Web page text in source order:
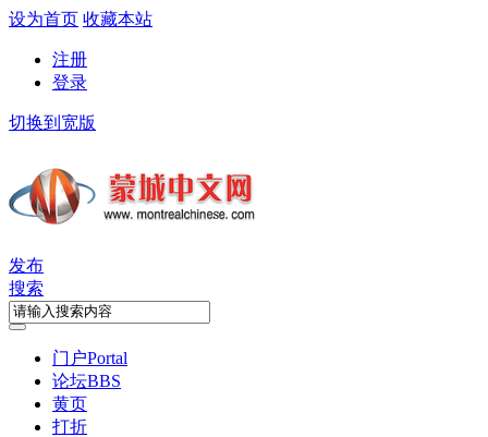
设为首页 收藏本站
注册
登录
切换到宽版
发布
搜索
门户Portal
论坛BBS
黄页
打折